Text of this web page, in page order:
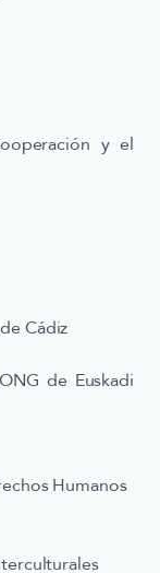
y el
Cádiz
de Euskadi
Humanos